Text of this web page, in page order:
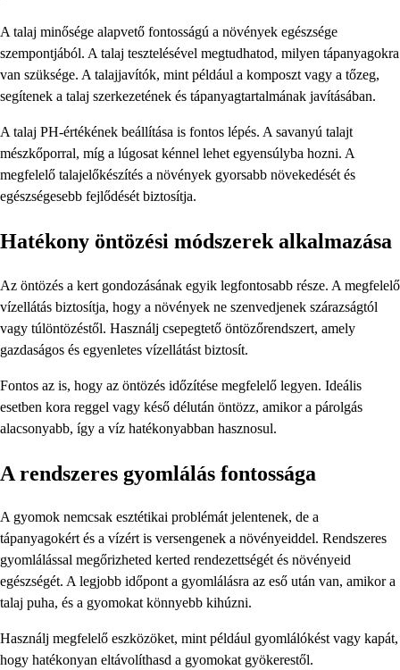
A talaj minősége alapvető fontosságú a növények egészsége
szempontjából. A talaj tesztelésével megtudhatod, milyen tápanyagokra
van szüksége. A talajjavítók, mint például a komposzt vagy a tőzeg,
segítenek a talaj szerkezetének és tápanyagtartalmának javításában.
A talaj PH-értékének beállítása is fontos lépés. A savanyú talajt
mészkőporral, míg a lúgosat kénnel lehet egyensúlyba hozni. A
megfelelő talajelőkészítés a növények gyorsabb növekedését és
egészségesebb fejlődését biztosítja.
Hatékony öntözési módszerek alkalmazása
Az öntözés a kert gondozásának egyik legfontosabb része. A megfelelő
vízellátás biztosítja, hogy a növények ne szenvedjenek szárazságtól
vagy túlöntözéstől. Használj csepegtető öntözőrendszert, amely
gazdaságos és egyenletes vízellátást biztosít.
Fontos az is, hogy az öntözés időzítése megfelelő legyen. Ideális
esetben kora reggel vagy késő délután öntözz, amikor a párolgás
alacsonyabb, így a víz hatékonyabban hasznosul.
A rendszeres gyomlálás fontossága
A gyomok nemcsak esztétikai problémát jelentenek, de a
tápanyagokért és a vízért is versengenek a növényeiddel. Rendszeres
gyomlálással megőrizheted kerted rendezettségét és növényeid
egészségét. A legjobb időpont a gyomlálásra az eső után van, amikor a
talaj puha, és a gyomokat könnyebb kihúzni.
Használj megfelelő eszközöket, mint például gyomlálókést vagy kapát,
hogy hatékonyan eltávolíthasd a gyomokat gyökerestől.